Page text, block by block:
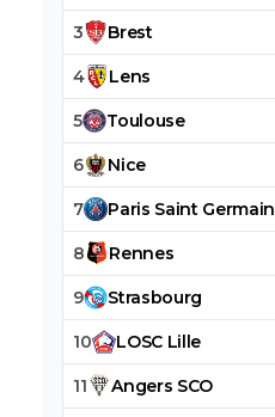
3 Brest
4 Lens
5 Toulouse
6 Nice
7 Paris Saint Germain
8 Rennes
9 Strasbourg
10 LOSC Lille
11 Angers SCO